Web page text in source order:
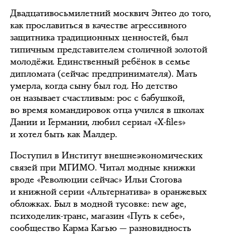
Двадцативосьмилетний москвич Энтео до того,
как прославиться в качестве агрессивного
защитника традиционных ценностей, был
типичным представителем столичной золотой
молодёжи. Единственный ребёнок в семье
дипломата (сейчас предпринимателя). Мать
умерла, когда сыну был год. Но детство
он называет счастливым: рос с бабушкой,
во время командировок отца учился в школах
Дании и Германии, любил сериал «Х-files»
и хотел быть как Малдер.
Поступил в Институт внешнеэкономических
связей при МГИМО. Читал модные книжки
вроде «Революции сейчас» Ильи Стогова
и книжной серии «Альтернатива» в оранжевых
обложках. Был в модной тусовке: new age,
психоделик-транс, магазин «Путь к себе»,
сообщество Карма Кагью — разновидность